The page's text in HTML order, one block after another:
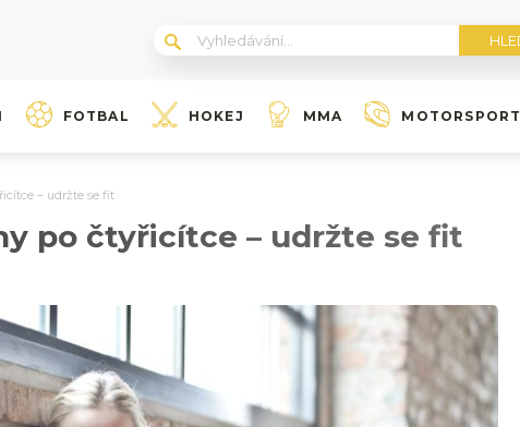
FOTBAL HOKEJ MMA MOTORSPORT
– udržte se fit
po čtyřicítce – udržte se fit